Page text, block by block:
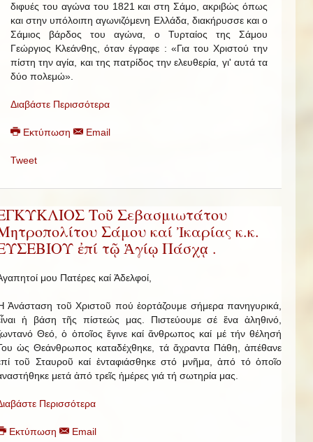
διφυές του αγώνα του 1821 και στη Σάμο, ακριβώς όπως
και στην υπόλοιπη αγωνιζόμενη Ελλάδα, διακήρυσσε και ο
Σάμιος βάρδος του αγώνα, ο Τυρταίος της Σάμου
Γεώργιος Κλεάνθης, όταν έγραφε : «Για του Χριστού την
πίστη την αγία, και της πατρίδος την ελευθερία, γι' αυτά τα
δύο πολεμώ».
Διαβάστε Περισσότερα
Εκτύπωση Email
Tweet
Τοῦ Σεβασμιωτάτου
Σάμου καί Ἰκαρίας κ.κ.
ἐπί τῷ Ἁγίῳ Πάσχᾳ .
μου Πατέρες καί Ἀδελφοί,
Ἀνάσταση τοῦ Χριστοῦ πού ἑορτάζουμε σήμερα πανηγυρικά,
ἡ βάση τῆς πίστεώς μας. Πιστεύουμε σέ ἕνα ἀληθινό,
Θεό, ὁ ὁποῖος ἔγινε καί ἄνθρωπος καί μέ τήν θέλησή
ὡς Θεάνθρωπος καταδέχθηκε, τά ἄχραντα Πάθη, ἀπέθανε
τοῦ Σταυροῦ καί ἐνταφιάσθηκε στό μνῆμα, ἀπό τό ὁποῖο
μετά ἀπό τρεῖς ἡμέρες γιά τή σωτηρία μας.
Περισσότερα
Εκτύπωση Email